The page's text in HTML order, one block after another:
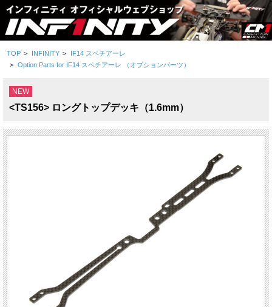
TOP > INFINITY > IF14 スペチアーレ
> Option Parts for IF14 スペチアーレ （オプションパーツ）
NEW
<TS156> ロングトップデッキ（1.6mm）